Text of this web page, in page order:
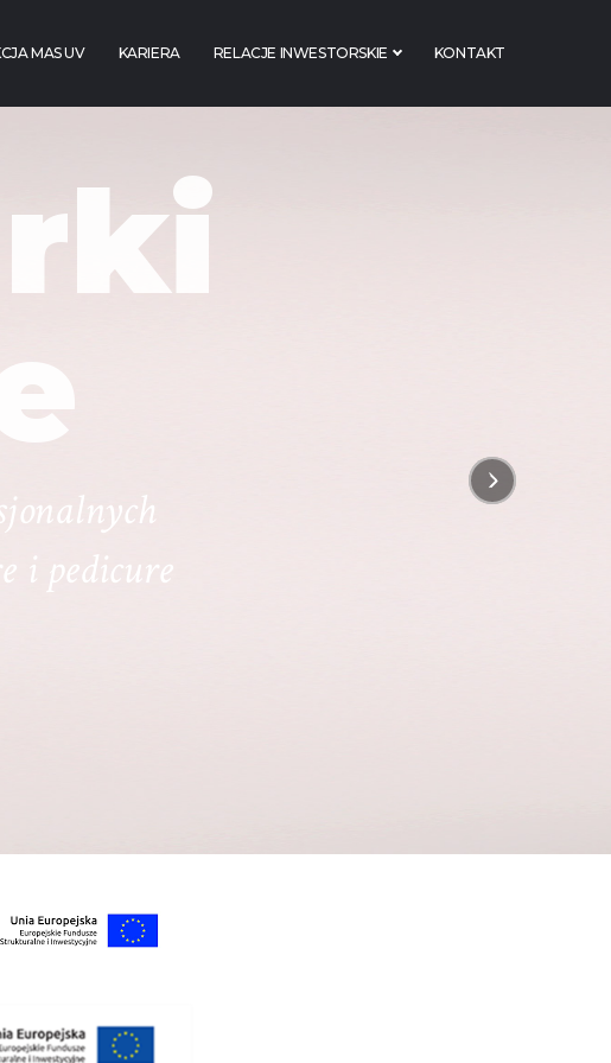
MAS UV KARIERA RELACJE INWESTORSKIE KONTAKT
i pedicure